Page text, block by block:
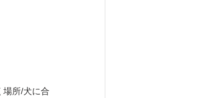
場所/犬に合